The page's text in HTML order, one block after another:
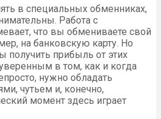
в специальных обменниках,
Работа с
что вы обмениваете свой
на банковскую карту. Но
получить прибыль от этих
в том, как и когда
нужно обладать
чутьем и, конечно,
момент здесь играет